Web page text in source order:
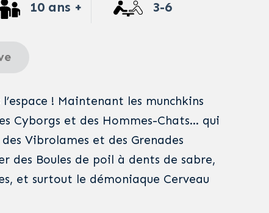
10 ans + 3-6
! Maintenant les munchkins
Cyborgs et des Hommes-Chats… qui
Vibrolames et des Grenades
des Boules de poil à dents de sabre,
et surtout le démoniaque Cerveau